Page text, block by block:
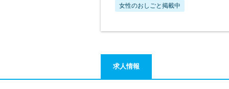
女性のおしごと掲載中
求人情報